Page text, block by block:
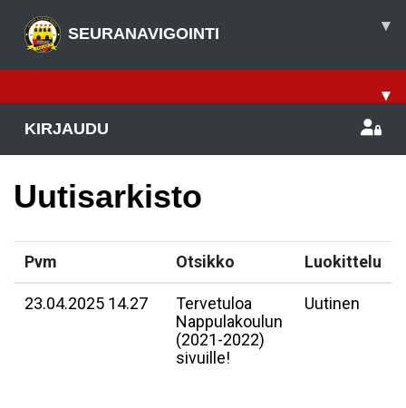
SEURANAVIGOINTI ▾
▾
KIRJAUDU
Uutisarkisto
Pvm Otsikko Luokittelu
23.04.2025 14.27
Tervetuloa
Nappulakoulun
(2021-2022)
sivuille!
Uutinen